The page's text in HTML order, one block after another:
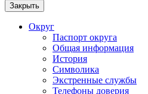
Закрыть
Округ
Паспорт округа
Общая информация
История
Символика
Экстренные службы
Телефоны доверия